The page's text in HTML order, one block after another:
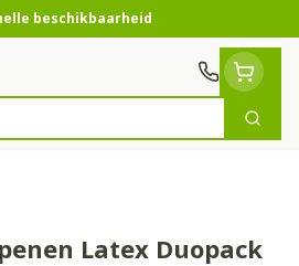
beschikbaarheid
Zoek
Latex Duopack